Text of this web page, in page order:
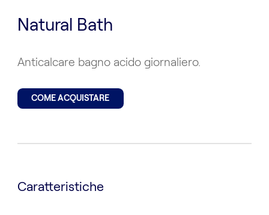
Natural Bath
Anticalcare bagno acido giornaliero.
COME ACQUISTARE
Caratteristiche